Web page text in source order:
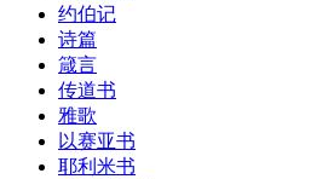
约伯记
诗篇
箴言
传道书
雅歌
以赛亚书
耶利米书